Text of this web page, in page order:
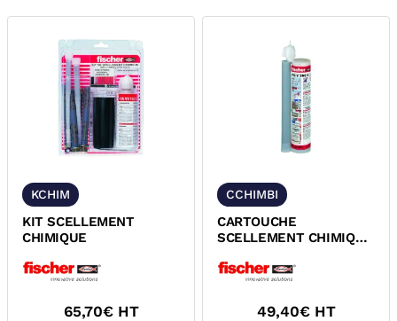
KCHIM
KIT SCELLEMENT
CHIMIQUE
65,70€ HT
CCHIMBI
CARTOUCHE
SCELLEMENT CHIMIQUE
49,40€ HT